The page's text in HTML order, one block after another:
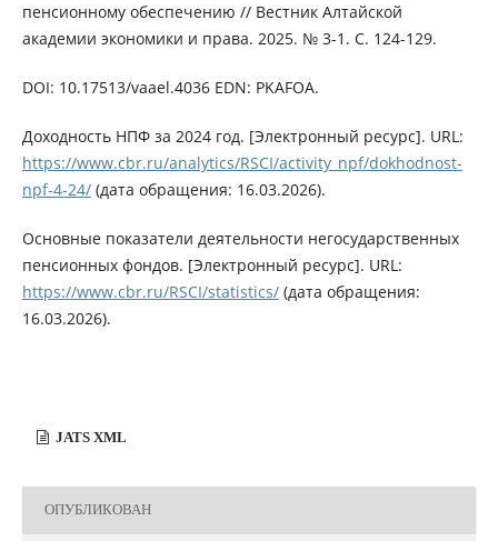
пенсионному обеспечению // Вестник Алтайской
академии экономики и права. 2025. № 3-1. С. 124-129.
DOI: 10.17513/vaael.4036 EDN: PKAFOA.
Доходность НПФ за 2024 год. [Электронный ресурс]. URL:
https://www.cbr.ru/analytics/RSCI/activity_npf/dokhodnost-
npf-4-24/(дата обращения: 16.03.2026).
Основные показатели деятельности негосударственных
пенсионных фондов. [Электронный ресурс]. URL:
https://www.cbr.ru/RSCI/statistics/(дата обращения:
16.03.2026).
JATS XML
ОПУБЛИКОВАН